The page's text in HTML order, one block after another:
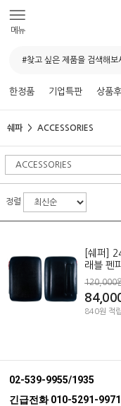
메뉴
한정품 기업특판 상품후
쉐파 ACCESSORIES
정렬
[쉐퍼]
래블 펜
120,000
840원 적립
02-539-9955/1935
긴급전화 010-5291-9971